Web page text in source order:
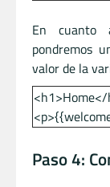
En cuanto
pondremos
valor de la
Paso 4: